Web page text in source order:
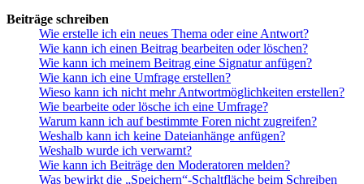
Beiträge schreiben
Wie erstelle ich ein neues Thema oder eine Antwort?
Wie kann ich einen Beitrag bearbeiten oder löschen?
Wie kann ich meinem Beitrag eine Signatur anfügen?
Wie kann ich eine Umfrage erstellen?
Wieso kann ich nicht mehr Antwortmöglichkeiten erstellen?
Wie bearbeite oder lösche ich eine Umfrage?
Warum kann ich auf bestimmte Foren nicht zugreifen?
Weshalb kann ich keine Dateianhänge anfügen?
Weshalb wurde ich verwarnt?
Wie kann ich Beiträge den Moderatoren melden?
Was bewirkt die „Speichern“-Schaltfläche beim Schreiben